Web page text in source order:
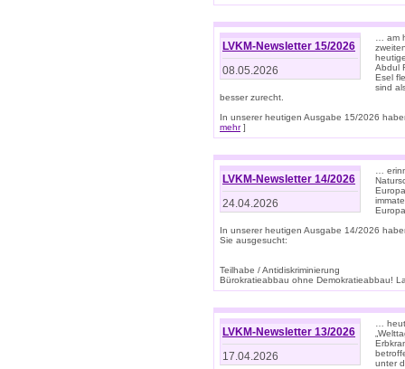
LVKM-Newsletter 15/2026
08.05.2026
… am
Abdul
Esel
sind
besser zurecht.
In unserer heutigen Ausgabe 15/2026
mehr]
LVKM-Newsletter 14/2026
24.04.2026
…
In unserer heutigen Ausgabe 14/2026
Sie ausgesucht:
Teilhabe / Antidiskriminierung
Bürokratieabbau ohne Demokratieabbau!
LVKM-Newsletter 13/2026
17.04.2026
…
unter